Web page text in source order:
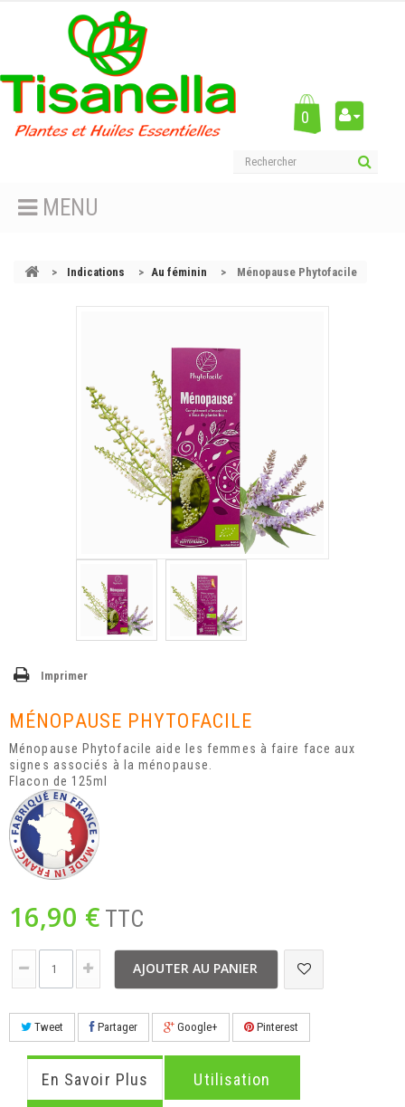
0
MENU
> Indications > Au féminin > Ménopause Phytofacile
Imprimer
MÉNOPAUSE PHYTOFACILE
Ménopause Phytofacile aide les femmes à faire face aux
signes associés à la ménopause.
Flacon de 125ml
16,90 € TTC
AJOUTER AU PANIER
Tweet Partager Google+ Pinterest
En Savoir Plus Utilisation